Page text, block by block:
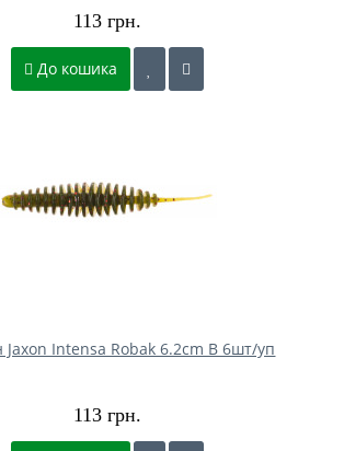
113 грн.
До кошика
Jaxon Intensa Robak 6.2cm B 6шт/уп
113 грн.